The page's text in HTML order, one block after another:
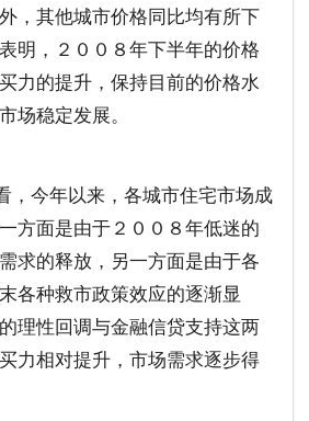
，其他城市价格同比均有所下
明，２００８年下半年的价格
力的提升，保持目前的价格水
场稳定发展。
，今年以来，各城市住宅市场成
方面是由于２００８年低迷的
求的释放，另一方面是由于各
各种救市政策效应的逐渐显
理性回调与金融信贷支持这两
力相对提升，市场需求逐步得